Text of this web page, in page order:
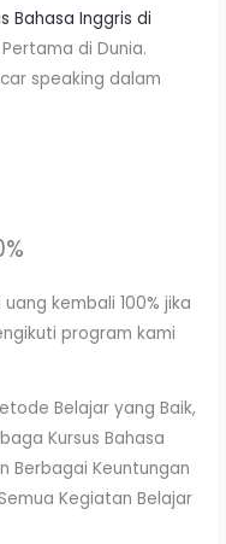
Bahasa Inggris di
di Dunia.
speaking dalam
kembali 100% jika
program kami
Belajar yang Baik,
Kursus Bahasa
Berbagai Keuntungan
Kegiatan Belajar